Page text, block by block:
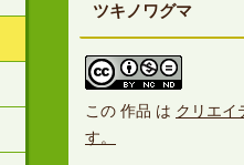
ツキノワグマ
この 作品 は クリエイ
す。